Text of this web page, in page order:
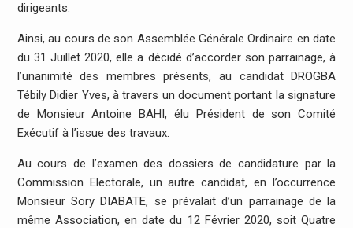
dirigeants.
Ainsi, au cours de son Assemblée Générale Ordinaire en date
du 31 Juillet 2020, elle a décidé d’accorder son parrainage, à
l’unanimité des membres présents, au candidat DROGBA
Tébily Didier Yves, à travers un document portant la signature
de Monsieur Antoine BAHI, élu Président de son Comité
Exécutif à l’issue des travaux.
Au cours de l’examen des dossiers de candidature par la
Commission Electorale, un autre candidat, en l’occurrence
Monsieur Sory DIABATE, se prévalait d’un parrainage de la
même Association, en date du 12 Février 2020, soit Quatre